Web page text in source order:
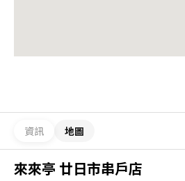
資訊 地圖
來來亭 廿日市串戶店